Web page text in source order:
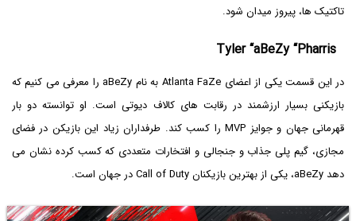
تاکتیک ها، پیروز میدان شود.
Tyler “aBeZy “Pharris
در این قسمت یکی از اعضای Atlanta FaZe به نام aBeZy را معرفی می کنیم که
بازیکنی بسیار ارزشمند در رقابت های کالاف دیوتی است. او توانسته دو بار
قهرمانی جهان و جوایز MVP را کسب کند. طرفداران زیاد این بازیکن در فضای
مجازی، گیم پلی جذاب و جنجالی و افتخارات متعددی که کسب کرده نشان می
دهد aBeZy، یکی از بهترین بازیکنان Call of Duty در جهان است.